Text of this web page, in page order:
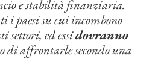
e stabilità finanziaria.
paesi su cui incombono
settori, ed essidovranno
di affrontarle secondo una